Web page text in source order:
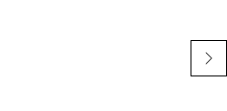
i dużych maszynach.
także w innych
flocie oraz zastosować w